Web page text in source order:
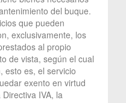
del buque.
que pueden
exclusivamente, los
al propio
de vista, según el cual
esto es, el servicio
exento en virtud
IVA, la